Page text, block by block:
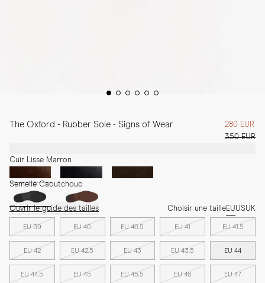
The Oxford - Rubber Sole - Signs of Wear
280 EUR
350 EUR
Cuir Lisse Marron
Semelle Caoutchouc
Ouvrir le guide des tailles Choisir une tailleEUUSUK
EU 39 EU 40 EU 40.5 EU 41 EU 41.5
EU 42 EU 42.5 EU 43 EU 43.5 EU 44
EU 44.5 EU 45 EU 45.5 EU 46 EU 47